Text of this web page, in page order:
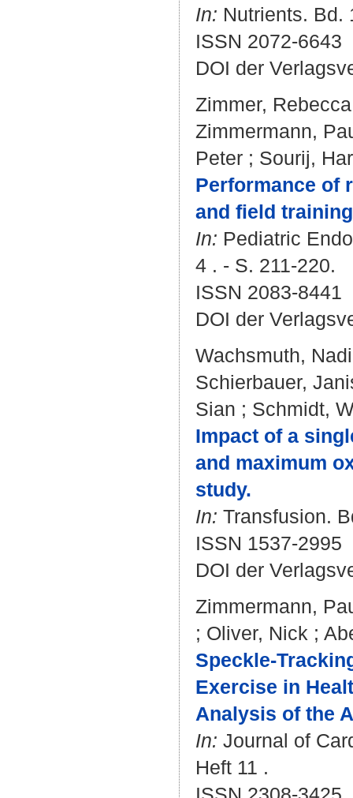
In: Nutrients. Bd.
ISSN 2072-6643
DOI der
Zimmer,
Zimmermann,
Peter ; Sourij,
Performance of
and field
In: Pediatric
4 . - S. 211-220.
ISSN 2083-8441
DOI der
Wachsmuth,
Schierbauer,
Sian ; Schmidt,
Impact of a
and maximum
study.
In: Transfusion.
ISSN 1537-2995
DOI der
Zimmermann,
; Oliver, Nick ;
Speckle-
Exercise in
Analysis of the
In: Journal of
Heft 11 .